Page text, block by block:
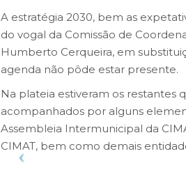
A estratégia 2030, bem as
do vogal da Comissão de
Humberto Cerqueira, em
agenda não pôde estar presente.
Na plateia estiveram os restantes
acompanhados por alguns
Assembleia Intermunicipal da
CIMAT, bem como demais